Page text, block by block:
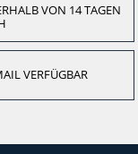
VON 14 TAGEN
VERFÜGBAR